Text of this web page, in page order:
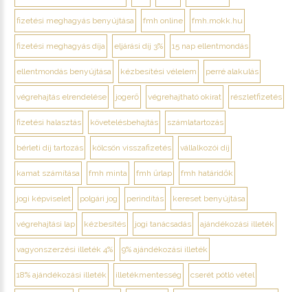
fizetési meghagyás benyújtása fmh online fmh.mokk.hu
fizetési meghagyás díja eljárási díj 3% 15 nap ellentmondás
ellentmondás benyújtása kézbesítési vélelem perré alakulás
végrehajtás elrendelése jogerő végrehajtható okirat részletfizetés
fizetési halasztás követelésbehajtás számlatartozás
bérleti díj tartozás kölcsön visszafizetés vállalkozói díj
kamat számítása fmh minta fmh űrlap fmh határidők
jogi képviselet polgári jog perindítás kereset benyújtása
végrehajtási lap kézbesítés jogi tanácsadás ajándékozási illeték
vagyonszerzési illeték 4% 9% ajándékozási illeték
18% ajándékozási illeték illetékmentesség cserét pótló vétel